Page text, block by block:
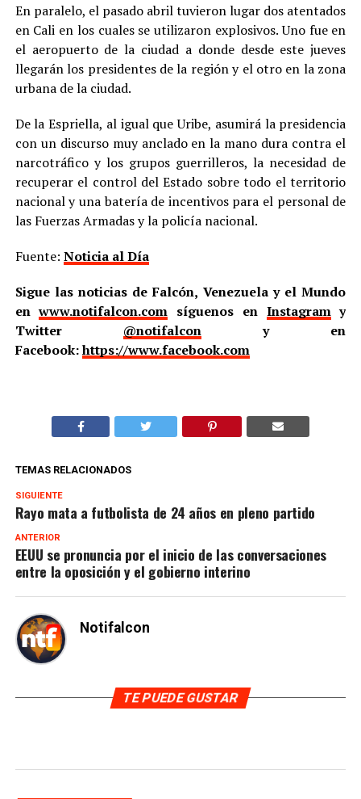
En paralelo, el pasado abril tuvieron lugar dos atentados
en Cali en los cuales se utilizaron explosivos. Uno fue en
el aeropuerto de la ciudad a donde desde este jueves
llegarán los presidentes de la región y el otro en la zona
urbana de la ciudad.
De la Espriella, al igual que Uribe, asumirá la presidencia
con un discurso muy anclado en la mano dura contra el
narcotráfico y los grupos guerrilleros, la necesidad de
recuperar el control del Estado sobre todo el territorio
nacional y una batería de incentivos para el personal de
las Fuerzas Armadas y la policía nacional.
Fuente: Noticia al Día
Sigue las noticias de Falcón, Venezuela y el Mundo
enwww.notifalcon.com síguenos en Instagramy
Twitter @notifalcony en
Facebook:https://www.facebook.com
TEMAS RELACIONADOS
SIGUIENTE
Rayo mata a futbolista de 24 años en pleno partido
ANTERIOR
EEUU se pronuncia por el inicio de las conversaciones
entre la oposición y el gobierno interino
Notifalcon
TE PUEDE GUSTAR